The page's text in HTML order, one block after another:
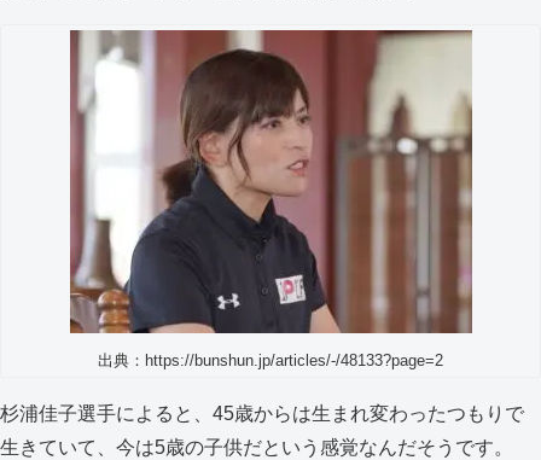
出典：https://bunshun.jp/articles/-/48133?page=2
杉浦佳子選手によると、45歳からは生まれ変わったつもりで
生きていて、今は5歳の子供だという感覚なんだそうです。